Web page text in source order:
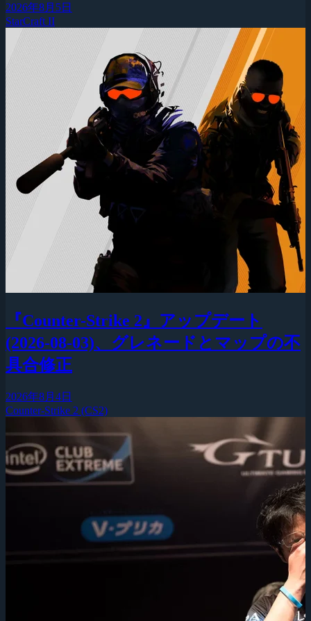
2026年8月5日
StarCraft II
『Counter-Strike 2』アップデート
(2026-08-03)、グレネードとマップの不
具合修正
2026年8月4日
Counter-Strike 2 (CS2)